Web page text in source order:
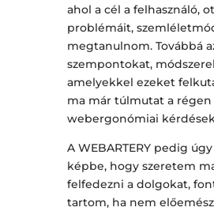
ahol a cél a felhasználó,
problémáit,
megtanulnom. Továbbá
szempontokat,
amelyekkel ezeket
ma már túlmutat a régen
webergonómiai
A WEBARTERY pedig
képbe, hogy szeretem
felfedezni a dolgokat,
tartom, ha nem